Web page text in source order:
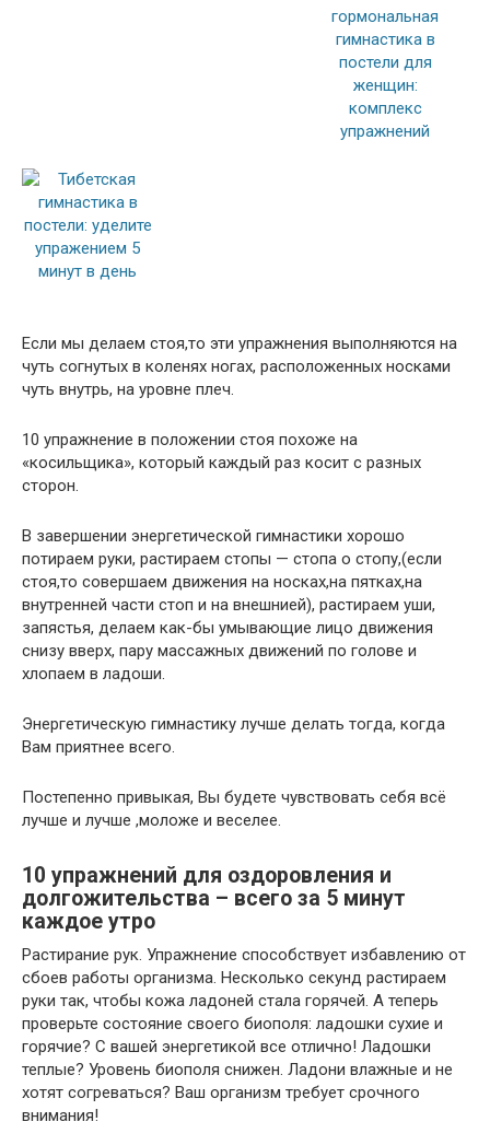
Если мы делаем стоя,то эти упражнения выполняются на
чуть согнутых в коленях ногах, расположенных носками
чуть внутрь, на уровне плеч.
10 упражнение в положении стоя похоже на
«косильщика», который каждый раз косит с разных
сторон.
В завершении энергетической гимнастики хорошо
потираем руки, растираем стопы — стопа о стопу,(если
стоя,то совершаем движения на носках,на пятках,на
внутренней части стоп и на внешнией), растираем уши,
запястья, делаем как-бы умывающие лицо движения
снизу вверх, пару массажных движений по голове и
хлопаем в ладоши.
Энергетическую гимнастику лучше делать тогда, когда
Вам приятнее всего.
Постепенно привыкая, Вы будете чувствовать себя всё
лучше и лучше ,моложе и веселее.
10 упражнений для оздоровления и
долгожительства – всего за 5 минут
каждое утро
Растирание рук. Упражнение способствует избавлению от
сбоев работы организма. Несколько секунд растираем
руки так, чтобы кожа ладоней стала горячей. А теперь
проверьте состояние своего биополя: ладошки сухие и
горячие? С вашей энергетикой все отлично! Ладошки
теплые? Уровень биополя снижен. Ладони влажные и не
хотят согреваться? Ваш организм требует срочного
внимания!